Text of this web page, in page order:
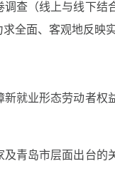
查（线上与线下结
全面、客观地反映实
就业形态劳动者权
及青岛市层面出台的